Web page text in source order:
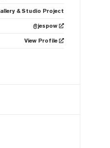
& Studio Project
@jespow
View Profile